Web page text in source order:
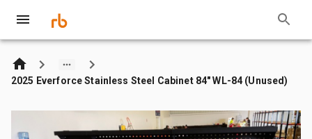
2025 Everforce Stainless Steel Cabinet 84" WL-84 (Unused)